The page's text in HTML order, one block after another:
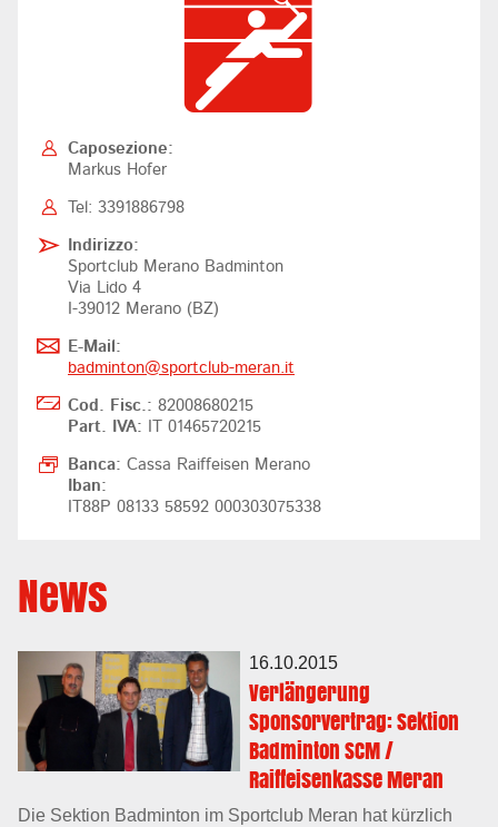
Caposezione:
Markus Hofer
Tel: 3391886798
Indirizzo:
Sportclub Merano Badminton
Via Lido 4
I-39012 Merano (BZ)
E-Mail:
badminton@sportclub-meran.it
Cod. Fisc.: 82008680215
Part. IVA:
IT 01465720215
Banca: Cassa Raiffeisen Merano
Iban:
IT88P 08133 58592 000303075338
News
16.10.2015
Verlängerung
Sponsorvertrag: Sektion
Badminton SCM /
Raiffeisenkasse Meran
Die Sektion Badminton im Sportclub Meran hat kürzlich